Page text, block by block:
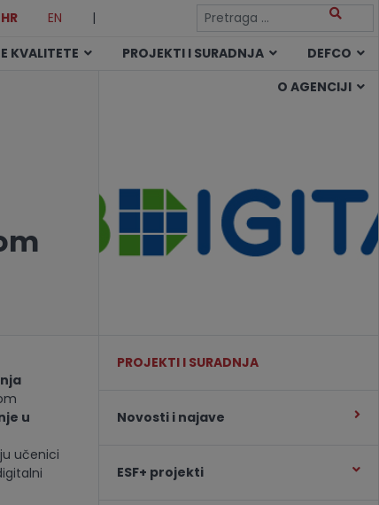
HR EN
|
KVALITETE PROJEKTI I SURADNJA
DEFCO
O AGENCIJI
u
učenici
PROJEKTI I SURADNJA
Novosti i najave
ESF+ projekti